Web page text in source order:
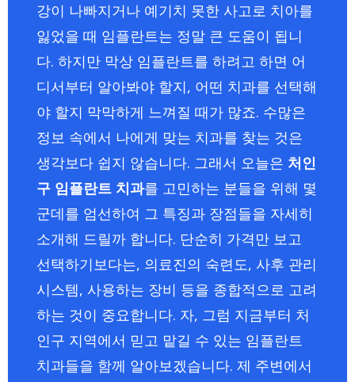
강이 나빠지거나 예기치 못한 사고로 치아를
잃었을 때 임플란트는 정말 큰 도움이 됩니
다. 하지만 막상 임플란트를 하려고 하면 어
디서부터 알아봐야 할지, 어떤 치과를 선택해
야 할지 막막하게 느껴질 때가 많죠. 수많은
정보 속에서 나에게 맞는 치과를 찾는 것은
생각보다 쉽지 않습니다. 그래서 오늘은 처인
구 임플란트 치과를 고민하는 분들을 위해 몇
군데를 엄선하여 그 특징과 장점들을 자세히
소개해 드릴까 합니다. 단순히 가격만 보고
선택하기보다는, 의료진의 숙련도, 사후 관리
시스템, 사용하는 장비 등을 종합적으로 고려
하는 것이 중요합니다. 자, 그럼 지금부터 처
인구 지역에서 믿고 맡길 수 있는 임플란트
치과들을 함께 알아보겠습니다. 제 주변에서